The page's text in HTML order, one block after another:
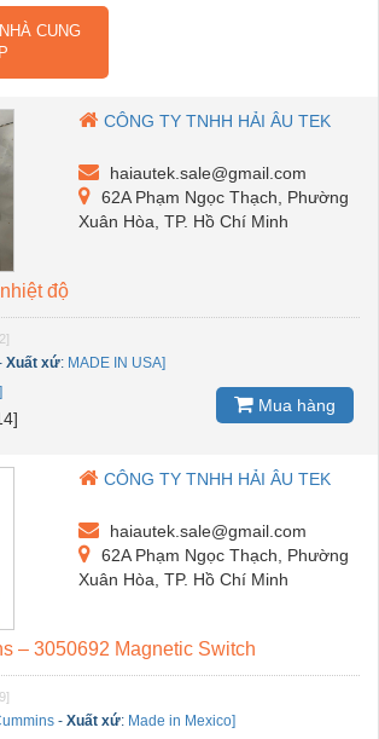
CUNG
CÔNG TY TNHH HẢI ÂU TEK
haiautek.sale@gmail.com
62A Phạm Ngọc Thạch, Phường
Xuân Hòa, TP. Hồ Chí Minh
độ
Xuất xứ: MADE IN USA]
Mua hàng
CÔNG TY TNHH HẢI ÂU TEK
haiautek.sale@gmail.com
62A Phạm Ngọc Thạch, Phường
Xuân Hòa, TP. Hồ Chí Minh
– 3050692 Magnetic Switch
- Xuất xứ: Made in Mexico]